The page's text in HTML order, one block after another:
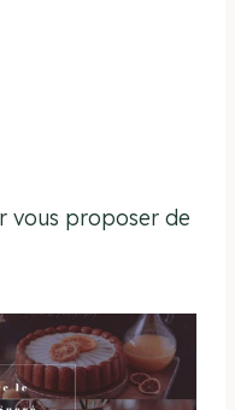
vous proposer de